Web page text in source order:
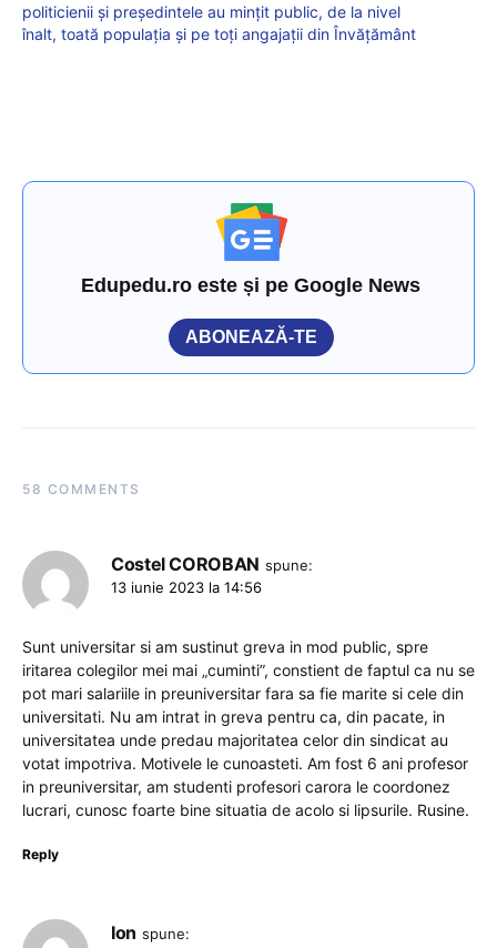
politicienii și președintele au mințit public, de la nivel
înalt, toată populația și pe toți angajații din Învățământ
Edupedu.ro este și pe Google News
ABONEAZĂ-TE
58 COMMENTS
Costel COROBAN spune:
13 iunie 2023 la 14:56
Sunt universitar si am sustinut greva in mod public, spre
iritarea colegilor mei mai „cuminti”, constient de faptul ca nu se
pot mari salariile in preuniversitar fara sa fie marite si cele din
universitati. Nu am intrat in greva pentru ca, din pacate, in
universitatea unde predau majoritatea celor din sindicat au
votat impotriva. Motivele le cunoasteti. Am fost 6 ani profesor
in preuniversitar, am studenti profesori carora le coordonez
lucrari, cunosc foarte bine situatia de acolo si lipsurile. Rusine.
Reply
Ion spune: